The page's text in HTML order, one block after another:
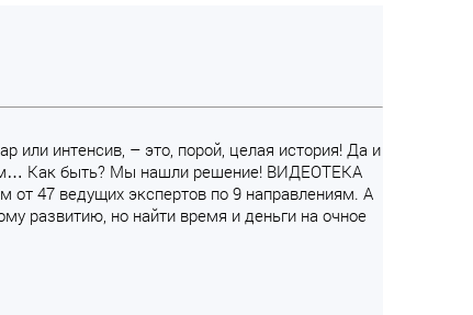
или интенсив, – это, порой, целая история! Да и
Как быть? Мы нашли решение! ВИДЕОТЕКА
47 ведущих экспертов по 9 направлениям. А
развитию, но найти время и деньги на очное